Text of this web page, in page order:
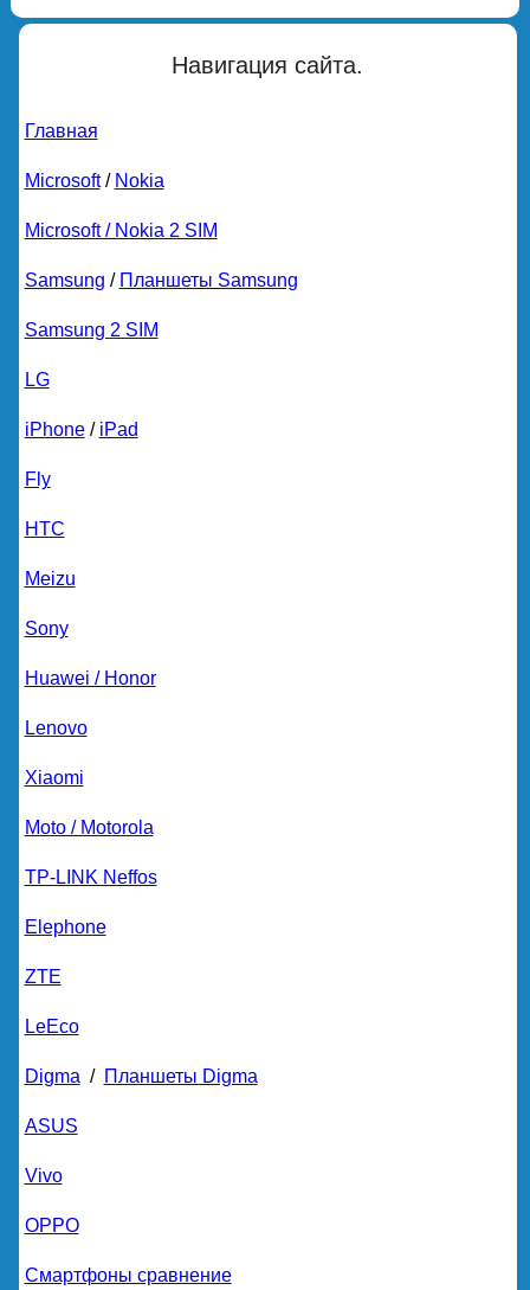
Навигация сайта.
Главная
Microsoft/ Nokia
Microsoft / Nokia 2 SIM
Samsung / Планшеты Samsung
Samsung 2 SIM
LG
iPhone/ iPad
Fly
HTC
Meizu
Sony
Huawei / Honor
Lenovo
Xiaomi
Moto / Motorola
TP-LINK Neffos
Elephone
ZTE
LeEco
Digma/ Планшеты Digma
ASUS
Vivo
OPPO
Смартфоны сравнение